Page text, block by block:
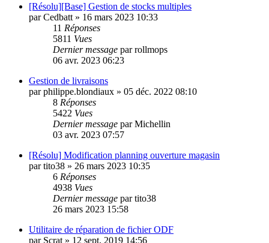
[Résolu][Base] Gestion de stocks multiples
parCedbatt » 16 mars 2023 10:33
11 Réponses
5811 Vues
Dernier message parrollmops
06 avr. 2023 06:23
Gestion de livraisons
parphilippe.blondiaux » 05 déc. 2022 08:10
8 Réponses
5422 Vues
Dernier message parMichellin
03 avr. 2023 07:57
[Résolu] Modification planning ouverture magasin
partito38 » 26 mars 2023 10:35
6 Réponses
4938 Vues
Dernier message partito38
26 mars 2023 15:58
Utilitaire de réparation de fichier ODF
par Scrat » 12 sept. 2019 14:56